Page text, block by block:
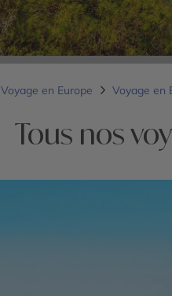
Voyage en Europe Voyage en
Tous nos